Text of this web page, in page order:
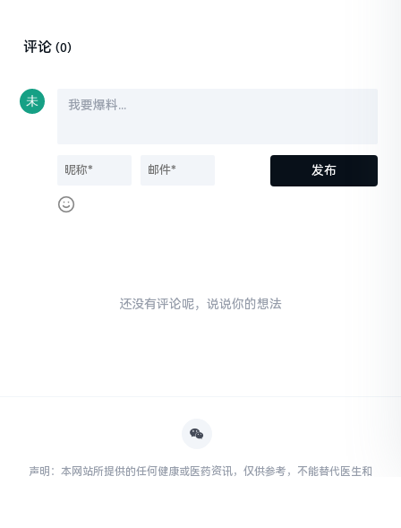
评论(0)
还没有评论呢，说说你的想法
声明：本网站所提供的任何健康或医药资讯，仅供参考，不能替代医生和